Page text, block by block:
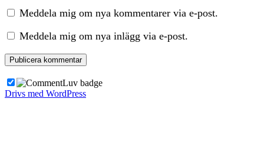
Meddela mig om nya kommentarer via e-post.
Meddela mig om nya inlägg via e-post.
Drivs med WordPress